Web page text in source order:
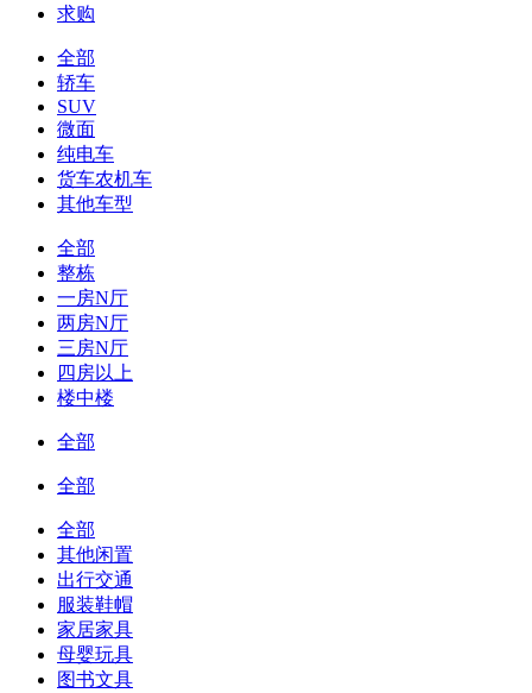
求购
全部
轿车
SUV
微面
纯电车
货车农机车
其他车型
全部
整栋
一房N厅
两房N厅
三房N厅
四房以上
楼中楼
全部
全部
全部
其他闲置
出行交通
服装鞋帽
家居家具
母婴玩具
图书文具